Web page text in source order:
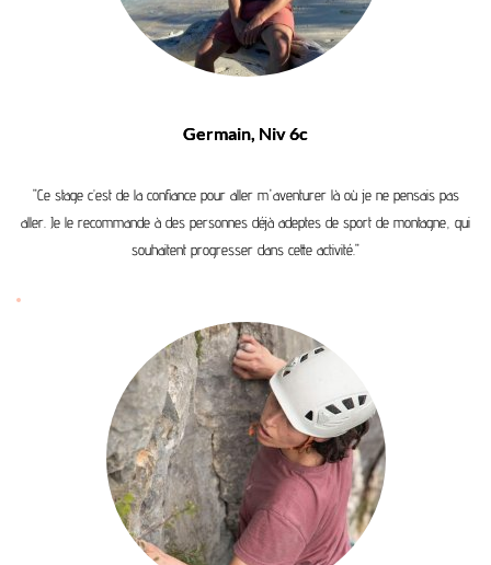
Germain, Niv 6c
"Ce stage c’est de la confiance pour aller m'aventurer là où je ne pensais pas
aller. Je le recommande à des personnes déjà adeptes de sport de montagne, qui
souhaitent progresser dans cette activité."